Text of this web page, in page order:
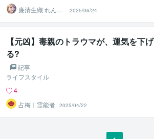
廉清生織 れんせ
い さき
2025/06/24
【元凶】毒親のトラウマが、運気を下げ
る?
記事
ライフスタイル
4
占梅｜霊能者 2025/04/22